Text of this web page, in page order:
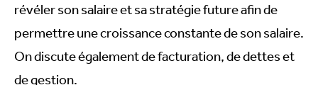
révéler son salaire et sa stratégie future afin de
permettre une croissance constante de son salaire.
On discute également de facturation, de dettes et
de gestion.